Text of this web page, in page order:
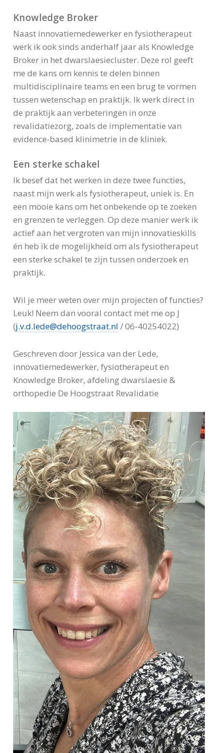
Knowledge Broker
Naast innovatiemedewerker en fysiotherapeut
werk ik ook sinds anderhalf jaar als Knowledge
Broker in het dwarslaesiecluster. Deze rol geeft
me de kans om kennis te delen binnen
multidisciplinaire teams en een brug te vormen
tussen wetenschap en praktijk. Ik werk direct in
de praktijk aan verbeteringen in onze
revalidatiezorg, zoals de implementatie van
evidence-based klinimetrie in de kliniek.
Een sterke schakel
Ik besef dat het werken in deze twee functies,
naast mijn werk als fysiotherapeut, uniek is. En
een mooie kans om het onbekende op te zoeken
en grenzen te verleggen. Op deze manier werk ik
actief aan het vergroten van mijn innovatieskills
én heb ik de mogelijkheid om als fysiotherapeut
een sterke schakel te zijn tussen onderzoek en
praktijk.
Wil je meer weten over mijn projecten of functies?
Leuk! Neem dan vooral contact met me op J
(j.v.d.lede@dehoogstraat.nl / 06-40254022)
Geschreven door Jessica van der Lede,
innovatiemedewerker, fysiotherapeut en
Knowledge Broker, afdeling dwarslaesie &
orthopedie De Hoogstraat Revalidatie